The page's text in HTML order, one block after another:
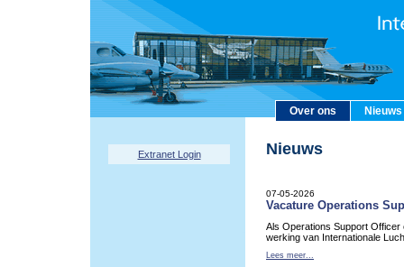
Over ons Nieuws
Extranet Login Nieuws
07-05-2026
Vacature Operations
Als Operations Support Officer
werking van Internationale
Lees meer...